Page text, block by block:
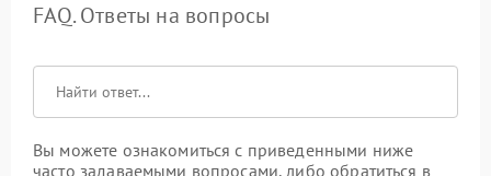
FAQ. Ответы на вопросы
Вы можете ознакомиться с приведенными ниже
часто задаваемыми вопросами, либо обратиться в